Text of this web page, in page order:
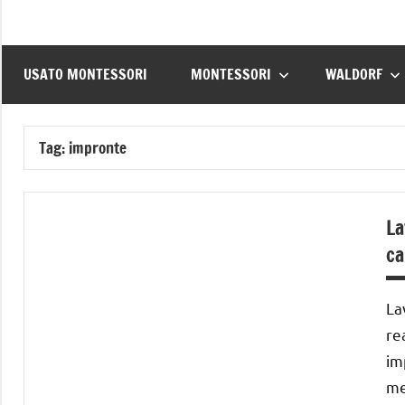
USATO MONTESSORI MONTESSORI WALDORF
Tag: impronte